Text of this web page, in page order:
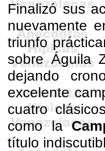
Finalizó sus
nuevamente
triunfo
sobre Águila
dejando
excelente
cuatro
como la
título